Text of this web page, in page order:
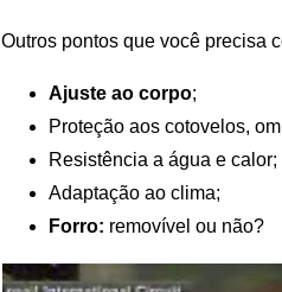
Outros pontos que você precisa
Ajuste ao corpo;
Proteção aos cotovelos,
Resistência a água e calor;
Adaptação ao clima;
Forro: removível ou não?